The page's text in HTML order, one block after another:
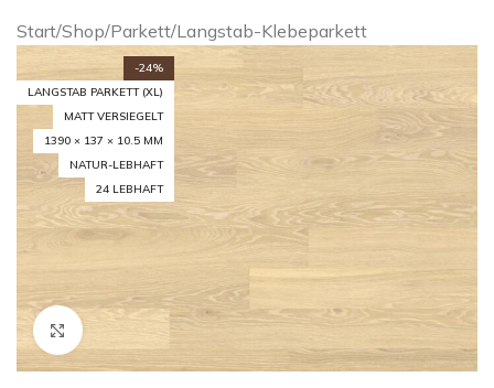
Start/Shop/Parkett/Langstab-Klebeparkett
-24%
LANGSTAB PARKETT (XL)
MATT VERSIEGELT
1390 × 137 × 10.5 MM
NATUR-LEBHAFT
24 LEBHAFT
Click to enlarge